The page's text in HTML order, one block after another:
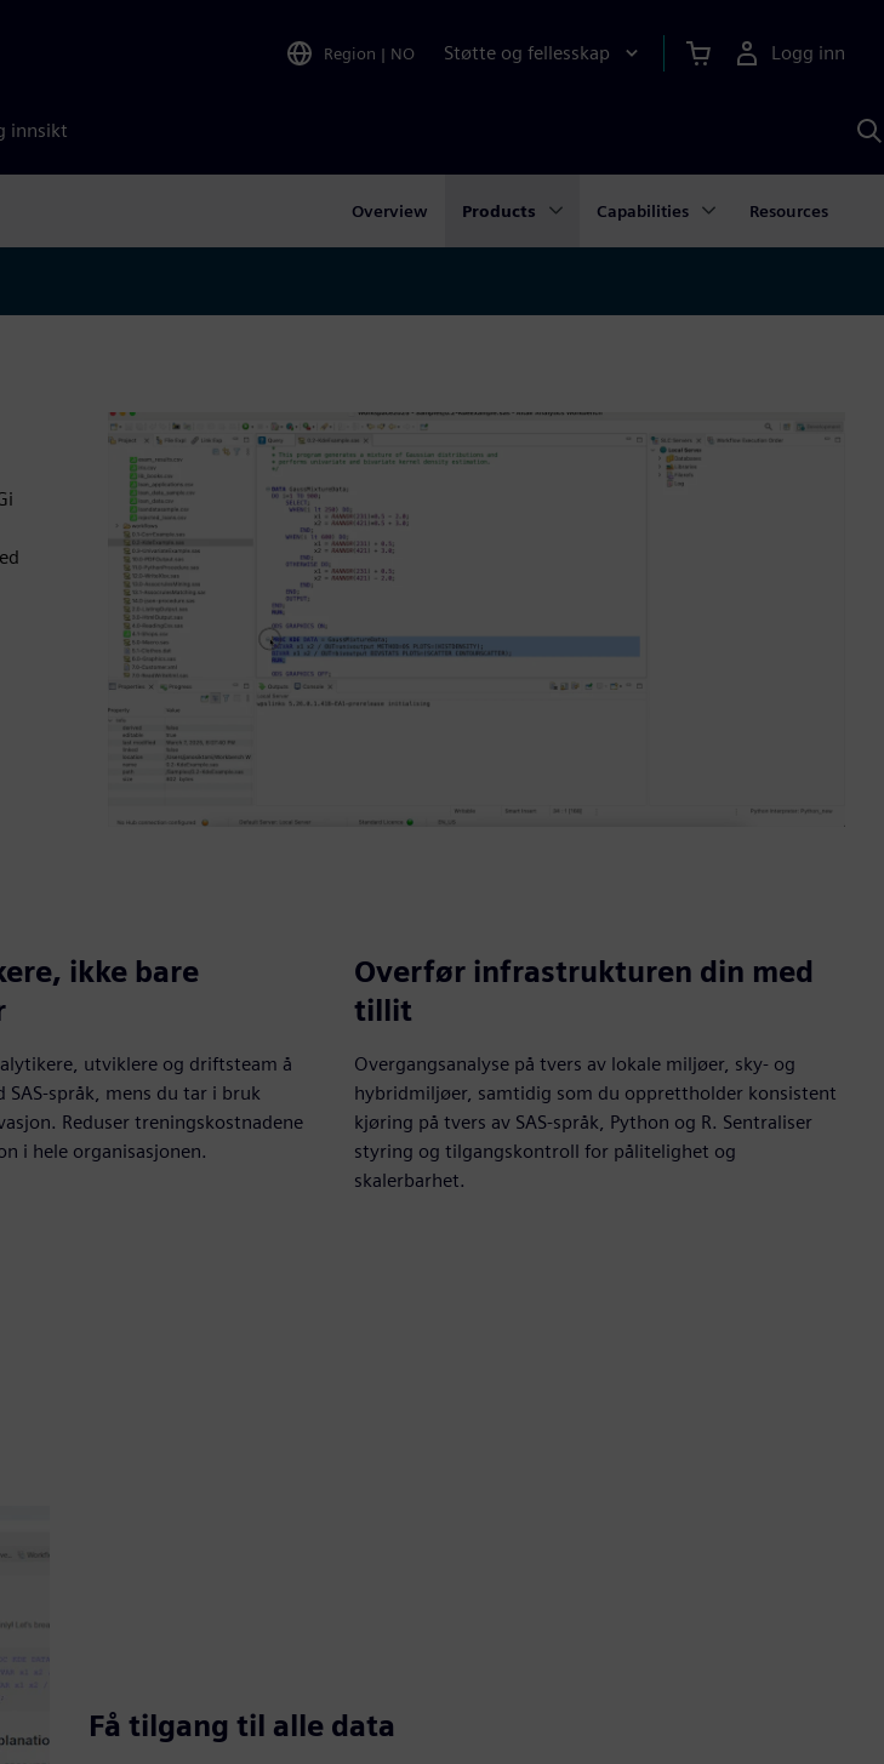
Region | NO Støtte og fellesskap Logg inn
innsikt
Overview Products Capabilities Resources
ikke bare
utviklere og driftsteam å
språk, mens du tar i bruk
Reduser treningskostnadene
i hele organisasjonen.
Overfør infrastrukturen din med
tillit
Overgangsanalyse på tvers av lokale miljøer, sky- og
hybridmiljøer, samtidig som du opprettholder konsistent
kjøring på tvers av SAS-språk, Python og R. Sentraliser
styring og tilgangskontroll for pålitelighet og
skalerbarhet.
Få tilgang til alle data